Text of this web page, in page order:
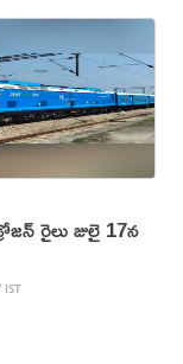
రైలు జులై 17న
IST